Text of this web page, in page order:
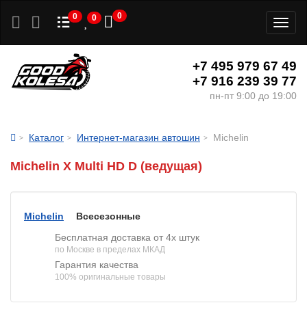
0 0 0
+7 495 979 67 49
+7 916 239 39 77
пн-пт 9:00 до 19:00
Каталог Интернет-магазин автошин Michelin
Michelin X Multi HD D (ведущая)
Michelin
Всесезонные
Бесплатная доставка от 4х штук
по Москве в пределах МКАД
Гарантия качества
100% оригинальные товары